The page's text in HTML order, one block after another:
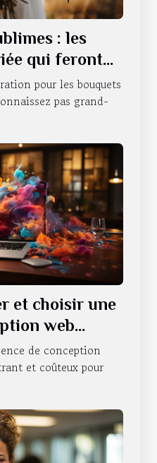
: les
qui feront
tout au long
pour les bouquets
pas grand-
et choisir une
web
de conception
et coûteux pour